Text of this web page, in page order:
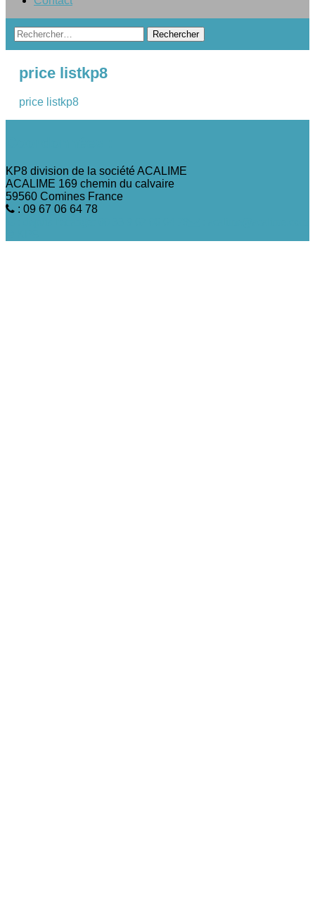
Rechercher :
price listkp8
price listkp8
KP8 division de la société ACALIME
ACALIME 169 chemin du calvaire
59560 Comines France
: 09 67 06 64 78